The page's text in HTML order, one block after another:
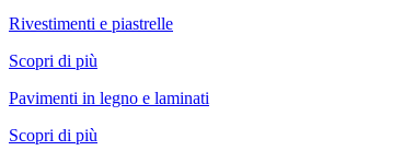
Rivestimenti e piastrelle
Scopri di più
Pavimenti in legno e laminati
Scopri di più